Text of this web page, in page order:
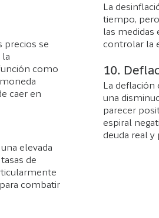
precios se
la
como
caer en
elevada
de
combatir
La
tiempo, pero
las medidas
controlar la
10.
La deflación
una
parecer
espiral
deuda real